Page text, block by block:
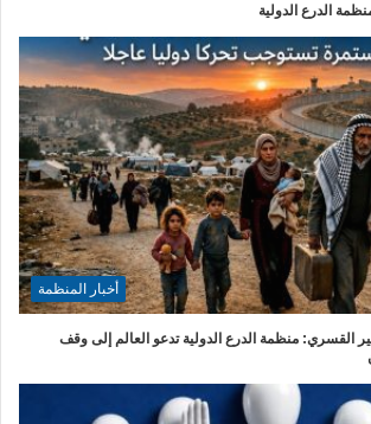
الدرع الدولية
أخبار المنظمة
القسري: منظمة الدرع الدولية تدعو العالم إلى وقف